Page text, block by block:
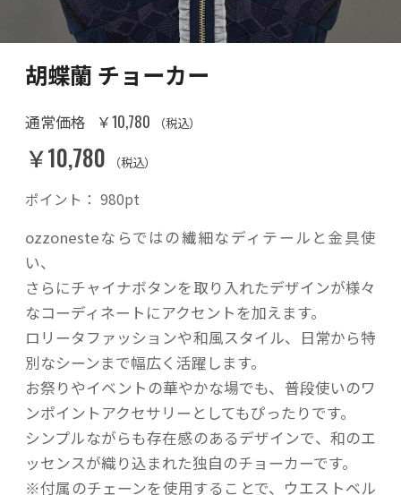
胡蝶蘭 チョーカー
通常価格 ￥10,780 （税込）
￥10,780 （税込）
ポイント： 980pt
ozzonesteならではの繊細なディテールと金具使
い、
さらにチャイナボタンを取り入れたデザインが様々
なコーディネートにアクセントを加えます。
ロリータファッションや和風スタイル、日常から特
別なシーンまで幅広く活躍します。
お祭りやイベントの華やかな場でも、普段使いのワ
ンポイントアクセサリーとしてもぴったりです。
シンプルながらも存在感のあるデザインで、和のエ
ッセンスが織り込まれた独自のチョーカーです。
※付属のチェーンを使用することで、ウエストベル